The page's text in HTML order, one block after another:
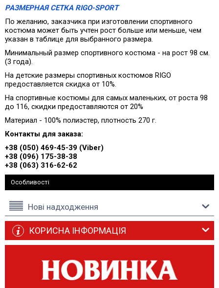
РАЗМЕРНАЯ СЕТКА RIGO-SPORT
По желанию, заказчика при изготовлении спортивного
костюма может быть учтен рост больше или меньше, чем
указан в таблице для выбранного размера.
Минимальный размер спортивного костюма - на рост 98 см.
(3 года).
На детские размеры спортивных костюмов RIGO
предоставляется скидка от 10%.
На спортивные костюмы для самых маленьких, от роста 98
до 116, скидки предоставляются от 20%
Материал - 100% полиэстер, плотность 270 г.
Контакты для заказа:
+38 (050) 469-45-39 (Viber)
+38 (096) 175-38-38
+38 (063) 316-62-62
Особливості
Нові надходження
КОРИСНА ІНФОРМАЦІЯ